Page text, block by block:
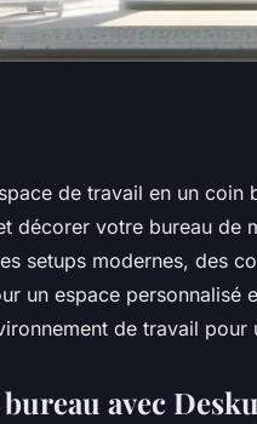
parfait
de travail en un
décorer votre bureau de
setups modernes, des
un espace personnalisé
de travail
avec